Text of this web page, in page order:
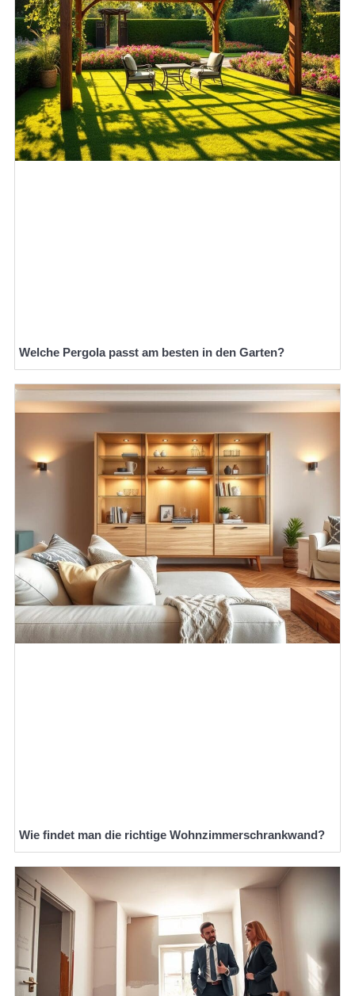
Welche Pergola passt am besten in den Garten?
Wie findet man die richtige Wohnzimmerschrankwand?